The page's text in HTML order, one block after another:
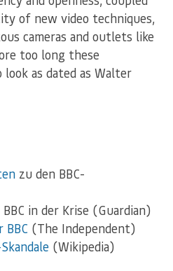
of new video techniques,
cameras and outlets like
too long these
as dated as Walter
zu den BBC-
BBC in der Krise (Guardian)
(The Independent)
(Wikipedia)